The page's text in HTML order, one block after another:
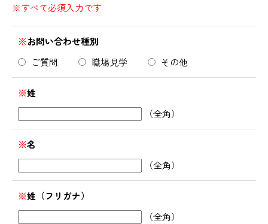
※すべて必須入力です
※お問い合わせ種別
ご質問
職場見学 その他
※姓
（全角）
※名
（全角）
※姓（フリガナ）
（全角）